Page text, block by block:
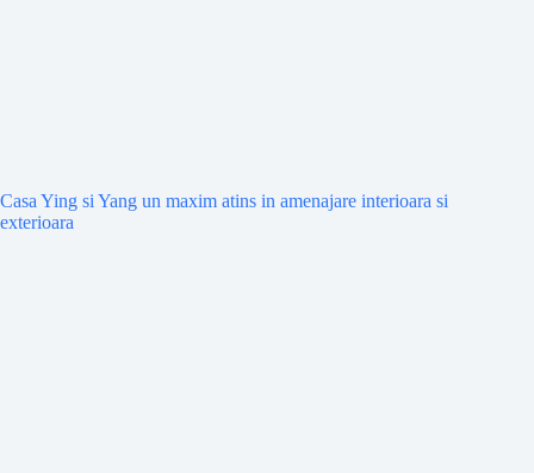
Casa Ying si Yang un maxim atins in amenajare interioara si
exterioara